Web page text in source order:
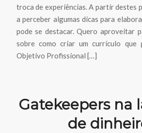
troca de experiências. A partir destes
a perceber algumas dicas para
pode se destacar. Quero aproveitar
sobre como criar um currículo que
Objetivo Profissional […]
Gatekeepers na
de